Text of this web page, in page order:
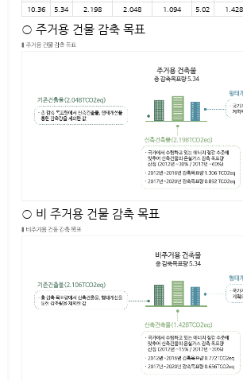
10.36
5.34 2.198 2.048 1.094 5.02 1.428
○ 주거용 건물 감축 목표
○ 비 주거용 건물 감축 목표